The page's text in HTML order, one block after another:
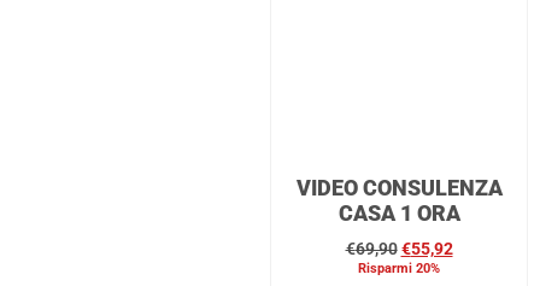
VIDEO CONSULENZA
CASA 1 ORA
€69,90 €55,92
Risparmi 20%